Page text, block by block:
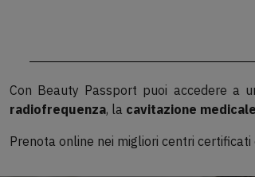
Con Beauty Passport puoi accedere a
radiofrequenza, la cavitazione medicale
Prenota online nei migliori centri